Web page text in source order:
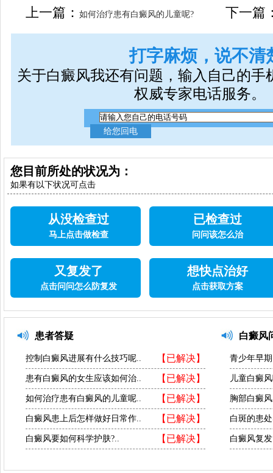
女生应该如何治疗呢
上一篇：如何治疗患有白癜风的儿童呢? 下一篇
打字麻烦，说不清
关于白癜风我还有问题，输入自己的手
权威专家电话服务。
您目前所处的状况为：
如果有以下状况可点击
从没检查过
马上点击做检查
已检查过
问问该怎么治
又复发了
点击问问怎么防复发
想快点治好
点击获取方案
患者答疑
【已解决】
控制白癜风进展有什么技巧呢..
【已解决】
患有白癜风的女生应该如何治..
【已解决】
如何治疗患有白癜风的儿童呢..
【已解决】
白癜风患上后怎样做好日常作..
【已解决】
白癜风要如何科学护肤?..
白癜风
青少年早
儿童白癜
胸部白癜
白斑的患
白癜风复